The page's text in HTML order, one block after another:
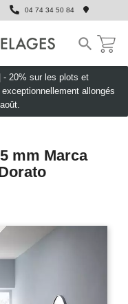
04 74 34 50 84

- 20% sur les plots et
allongés
mm Marca